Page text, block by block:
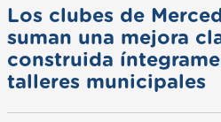
Los clubes de
suman una mejora
construida
talleres municipales